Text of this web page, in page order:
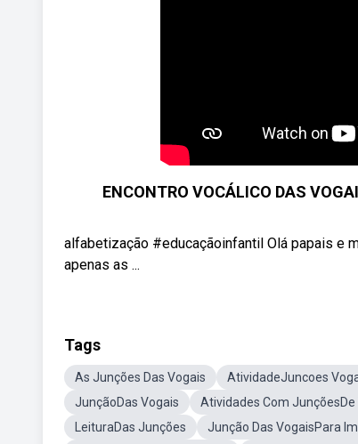
ENCONTRO VOCÁLICO DAS
alfabetização #educaçãoinfantil Olá papais e
apenas as ...
Tags
As Junções Das Vogais AtividadeJuncoes
JunçãoDas Vogais
Atividades Com JunçõesDe
LeituraDas Junções
Junção Das VogaisPara